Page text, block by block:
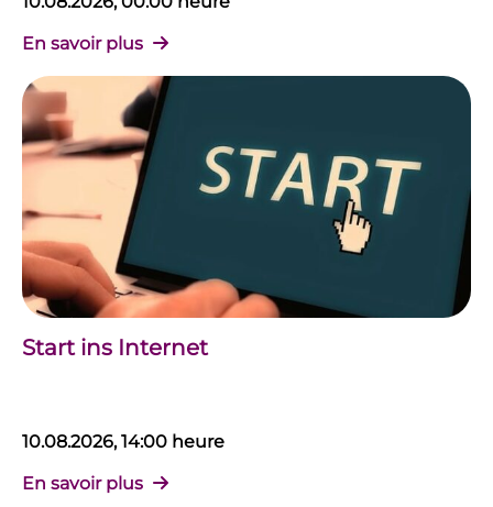
En savoir plus
Start ins Internet
10.08.2026, 14:00 heure
En savoir plus